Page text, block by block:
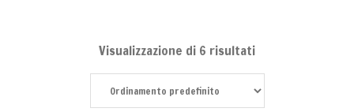
Visualizzazione di 6 risultati